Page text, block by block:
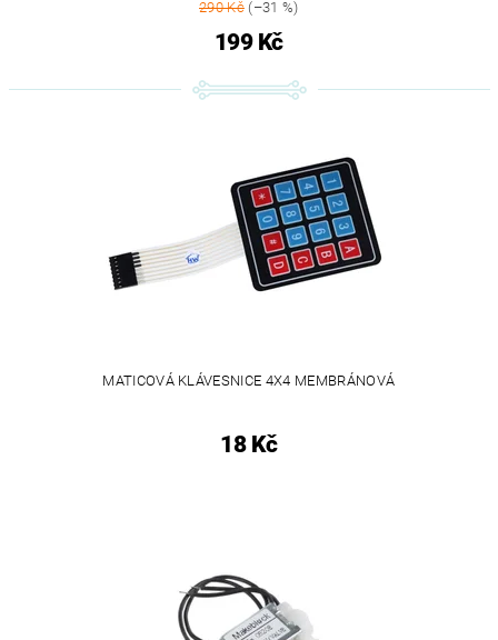
290 Kč(–31 %)
199 Kč
MATICOVÁ KLÁVESNICE 4X4 MEMBRÁNOVÁ
18 Kč